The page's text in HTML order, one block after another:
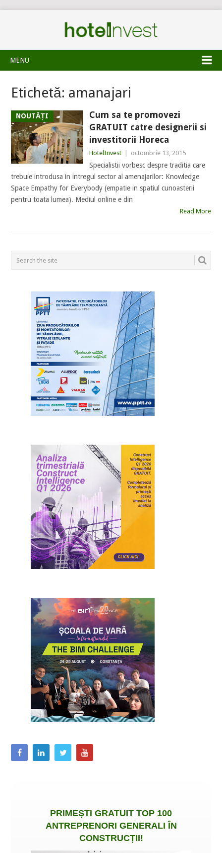
MENU
Etichetă: amanajari
NOUTĂȚI
Cum sa te promovezi
GRATUIT catre designerii si
investitorii Horeca
HotelInvest octombrie 13, 2015
Specialistii vorbesc despre traditia care
trebuie introdusa in intregul sector al amenajarilor: Knowledge
Space Empathy for Everybody (empatie in spatiul cunoasterii
pentru toata lumea). Mediul online e din
Read More
POSTS
NAVIGATION
PRIMEȘTI GRATUIT TOP 100
ANTREPRENORI GENERALI ÎN
CONSTRUCȚII!